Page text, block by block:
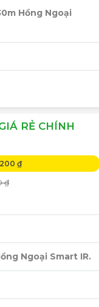
Hồng Ngoại
RẺ CHÍNH
₫
₫
Ngoại Smart IR.